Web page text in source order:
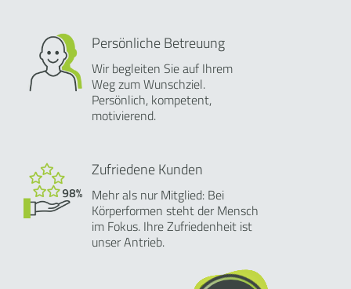
Persönliche Betreuung
Wir begleiten Sie auf Ihrem
Weg zum Wunschziel.
Persönlich, kompetent,
motivierend.
Zufriedene Kunden
Mehr als nur Mitglied: Bei
Körperformen steht der Mensch
im Fokus. Ihre Zufriedenheit ist
unser Antrieb.